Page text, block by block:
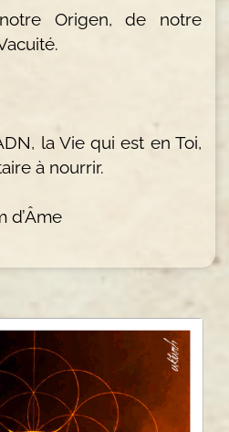
Origen, de notre
la Vie qui est en Toi,
à nourrir.
d’Âme